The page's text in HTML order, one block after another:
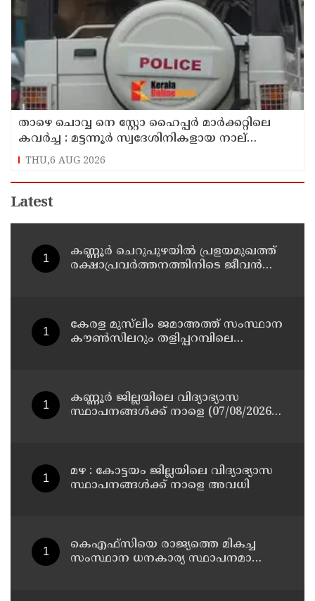
താഴെ ചൊവ്വ നെ സ്റ്റോ ഹൈപ്പർ മാർക്കറ്റിലെ
കവർച്ച : മട്ടന്നൂർ സ്വദേശിനികളായ നാല്
പ്രതികൾ പിടിയിൽ
THU,6 AUG 2026
Latest
കണ്ണൂർ ചെറുപുഴയിൽ പ്രളയമുഖത്ത്
രക്ഷാപ്രവർത്തനത്തിനിടെ ജീവൻ
കേരള മുസ്‌ലിം ജമാഅത്ത് സംസ്ഥാന
കൗൺസിലറും തളിപ്പറമ്പിലെ
കണ്ണൂർ ജില്ലയിലെ വിദ്യാഭ്യാസ
സ്ഥാപനങ്ങള്‍ക്ക് നാളെ (07/08/2026),
മഴ : കോട്ടയം ജില്ലയിലെ വിദ്യാഭ്യാസ
സ്ഥാപനങ്ങൾക്ക് നാളെ അവധി
കെഎഫ്‌സിയെ രാജ്യത്തെ മികച്ച
സംസ്ഥാന ധനകാര്യ സ്ഥാപനമാക്കും: